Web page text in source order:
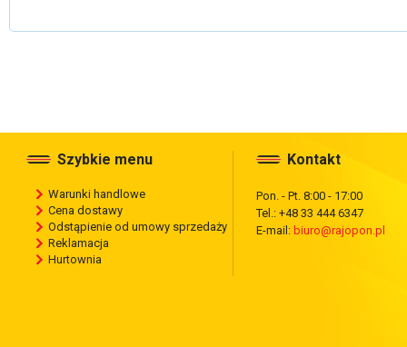
Szybkie menu
Warunki handlowe
Cena dostawy
Odstąpienie od umowy sprzedaży
Reklamacja
Hurtownia
Kontakt
Pon. - Pt. 8:00 - 17:00
Tel.: +48 33 444 6347
E-mail: biuro@rajopon.pl